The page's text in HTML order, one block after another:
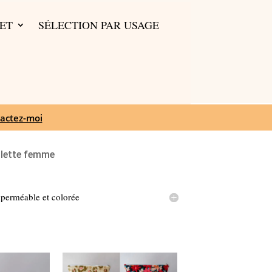
SÉLECTION PAR USAGE
moi
femme
et colorée